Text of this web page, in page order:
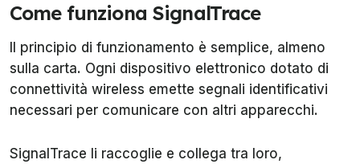
Come funziona SignalTrace
Il principio di funzionamento è semplice, almeno
sulla carta. Ogni dispositivo elettronico dotato di
connettività wireless emette segnali identificativi
necessari per comunicare con altri apparecchi.
SignalTrace li raccoglie e collega tra loro,